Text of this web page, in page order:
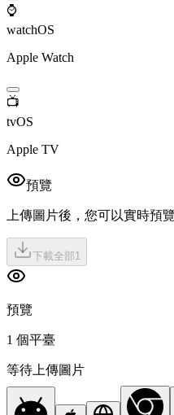
⌚
watchOS
Apple Watch
📺
tvOS
Apple TV
預覽
上傳圖片後，您可以實時預
下載全部1
預覽
1 個平臺
等待上傳圖片